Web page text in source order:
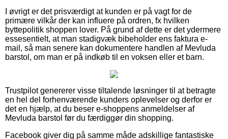
I øvrigt er det prisværdigt at kunden er på vagt for de
primære vilkår der kan influere på ordren, fx hvilken
byttepolitik shoppen lover. På grund af dette er det ydermere
essesentielt, at man stadigvæk bibeholder ens faktura e-
mail, så man senere kan dokumentere handlen af Mevluda
barstol, om man er på indkøb til en voksen eller et barn.
Trustpilot genererer visse tiltalende løsninger til at betragte
en hel del forhenværende kunders oplevelser og derfor er
det en hjælp, at du beser e-shoppens anmeldelser af
Mevluda barstol før du færdiggør din shopping.
Facebook giver dig på samme måde adskillige fantastiske